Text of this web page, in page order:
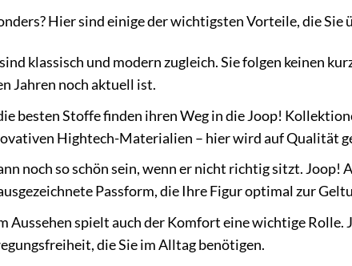
Hier sind einige der wichtigsten Vorteile, die Sie
klassisch und modern zugleich. Sie folgen keinen
Jahren noch aktuell ist.
besten Stoffe finden ihren Weg in die Joop!
Hightech-Materialien – hier wird auf Qualität
noch so schön sein, wenn er nicht richtig sitzt. Joop!
Passform, die Ihre Figur optimal zur
Aussehen spielt auch der Komfort eine wichtige Rolle.
die Sie im Alltag benötigen.